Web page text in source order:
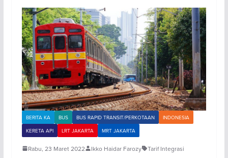
BERITA KA BUS BUS RAPID TRANSIT/PERKOTAAN
INDONESIA
KERETA API
LRT JAKARTA MRT JAKARTA
Rabu, 23 Maret 2022 Ikko Haidar Farozy Tarif Integrasi